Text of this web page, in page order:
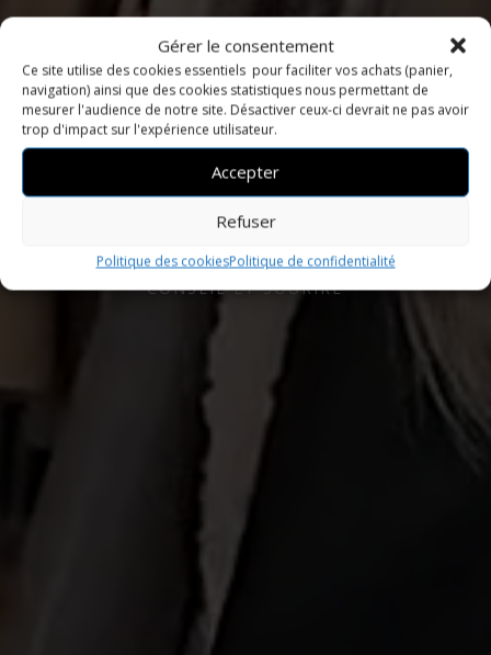
Gérer le consentement
Ce site utilise des cookies essentiels pour faciliter vos achats (panier,
navigation) ainsi que des cookies statistiques nous permettant de
mesurer l'audience de notre site. Désactiver ceux-ci devrait ne pas avoir
trop d'impact sur l'expérience utilisateur.
Accepter
Refuser
Politique des cookiesPolitique de confidentialité
MODE & TENDANCE AVEC
CONSEIL ET SOURIRE